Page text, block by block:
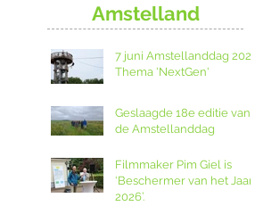
Amstelland
7 juni Amstellanddag 2026:
Thema 'NextGen'
Geslaagde 18e editie van
de Amstellanddag
Filmmaker Pim Giel is
‘Beschermer van het Jaar
2026’.